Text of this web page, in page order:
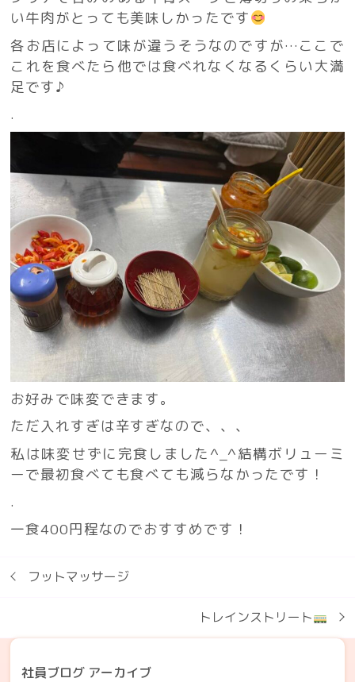
い牛肉がとっても美味しかったです
各お店によって味が違うそうなのですが…ここで
これを食べたら他では食べれなくなるくらい大満
足です♪
.
お好みで味変できます。
ただ入れすぎは辛すぎなので、、、
私は味変せずに完食しました^_^結構ボリューミ
ーで最初食べても食べても減らなかったです！
.
一食400円程なのでおすすめです！
フットマッサージ
トレインストリート
社員ブログ アーカイブ